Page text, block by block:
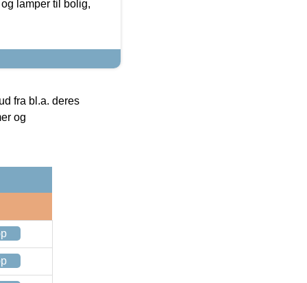
lamper til bolig,
fra bl.a. deres
og